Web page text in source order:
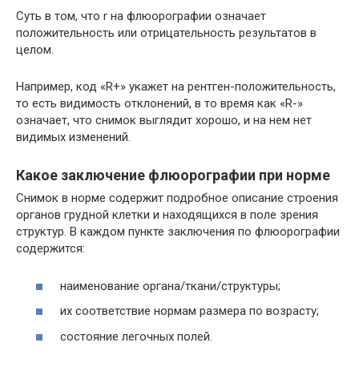
Суть в том, что r на флюорографии означает
положительность или отрицательность результатов в
целом.
Например, код «R+» укажет на рентген-положительность,
то есть видимость отклонений, в то время как «R-»
означает, что снимок выглядит хорошо, и на нем нет
видимых изменений.
Какое заключение флюорографии при норме
Снимок в норме содержит подробное описание строения
органов грудной клетки и находящихся в поле зрения
структур. В каждом пункте заключения по флюорографии
содержится:
наименование органа/ткани/структуры;
их соответствие нормам размера по возрасту;
состояние легочных полей.